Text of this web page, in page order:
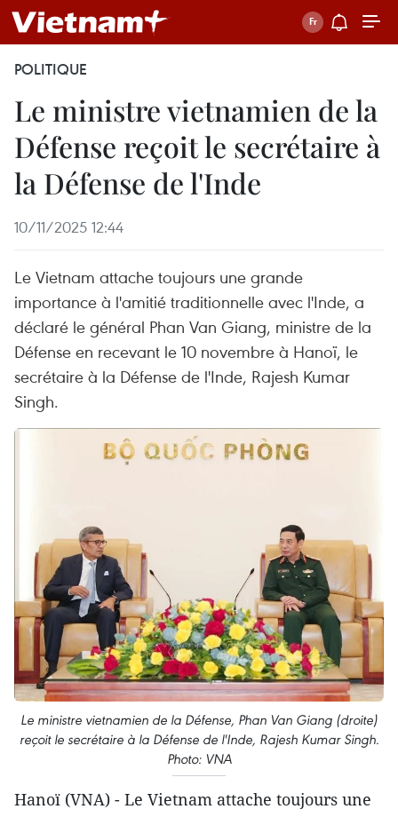
POLITIQUE
Le ministre vietnamien de la
Défense reçoit le secrétaire à
la Défense de l'Inde
10/11/2025 12:44
Le Vietnam attache toujours une grande
importance à l'amitié traditionnelle avec l'Inde, a
déclaré le général Phan Van Giang, ministre de la
Défense en recevant le 10 novembre à Hanoï, le
secrétaire à la Défense de l'Inde, Rajesh Kumar
Singh.
Le ministre vietnamien de la Défense, Phan Van Giang (droite)
reçoit le secrétaire à la Défense de l'Inde, Rajesh Kumar Singh.
Photo: VNA
Hanoï (VNA) - Le Vietnam attache toujours une